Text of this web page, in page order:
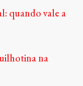
quando vale a
na